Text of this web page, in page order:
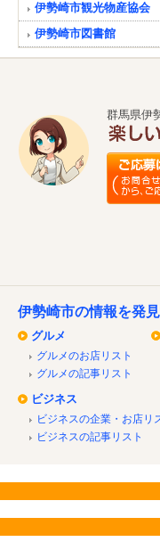
伊勢崎市観光物産協会
伊勢崎市図書館
群馬県伊
伊勢崎市の情報を発
グルメ
グルメのお店リスト
グルメの記事リスト
ビジネス
ビジネスの企業・お店リ
ビジネスの記事リスト